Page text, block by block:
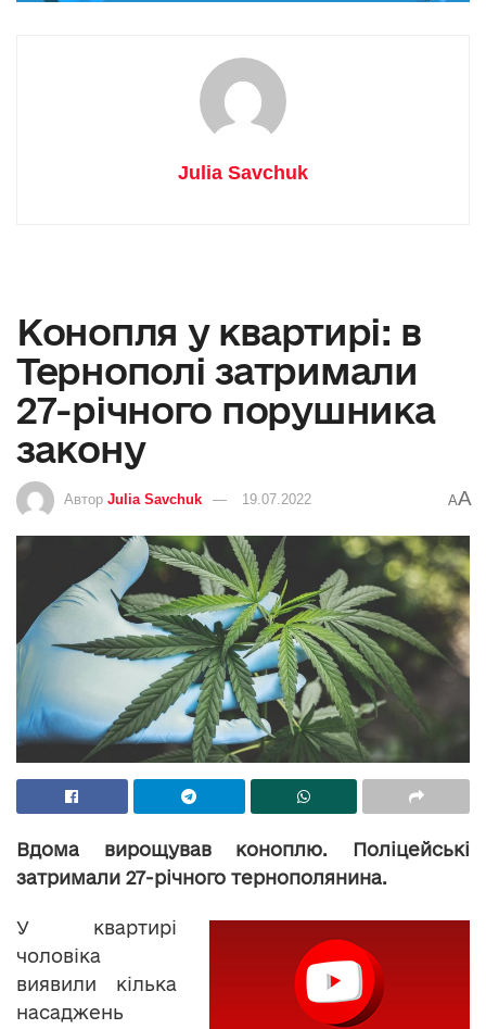
Julia Savchuk
Конопля у квартирі: в
Тернополі затримали
27-річного порушника
закону
Автор Julia Savchuk 19.07.2022 AA
Вдома вирощував коноплю. Поліцейські
затримали 27-річного тернополянина.
У квартирі
чоловіка
виявили кілька
насаджень